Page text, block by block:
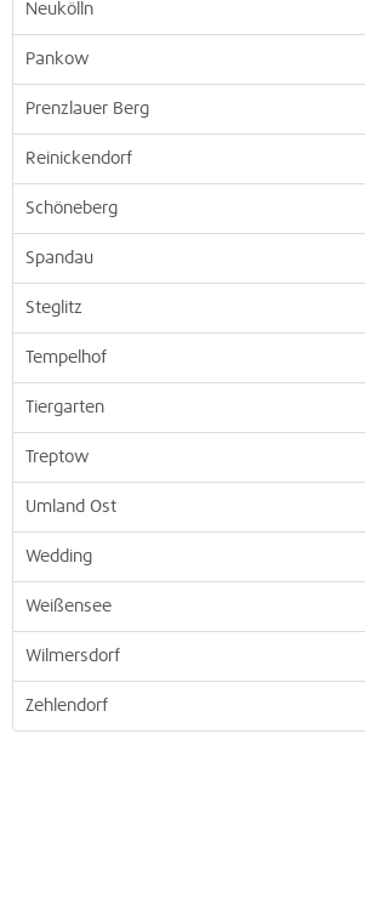
Neukölln
Pankow
Prenzlauer Berg
Reinickendorf
Schöneberg
Spandau
Steglitz
Tempelhof
Tiergarten
Treptow
Umland Ost
Wedding
Weißensee
Wilmersdorf
Zehlendorf